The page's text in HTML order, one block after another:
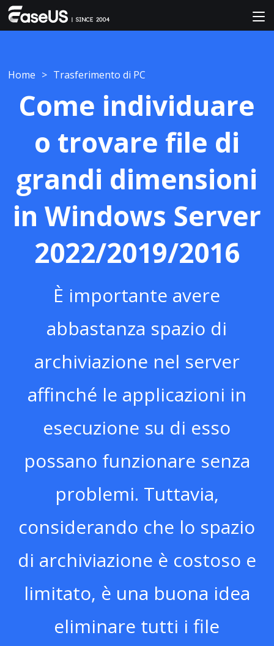
Home > Trasferimento di PC
Come individuare
o trovare file di
grandi dimensioni
in Windows Server
2022/2019/2016
È importante avere
abbastanza spazio di
archiviazione nel server
affinché le applicazioni in
esecuzione su di esso
possano funzionare senza
problemi. Tuttavia,
considerando che lo spazio
di archiviazione è costoso e
limitato, è una buona idea
eliminare tutti i file